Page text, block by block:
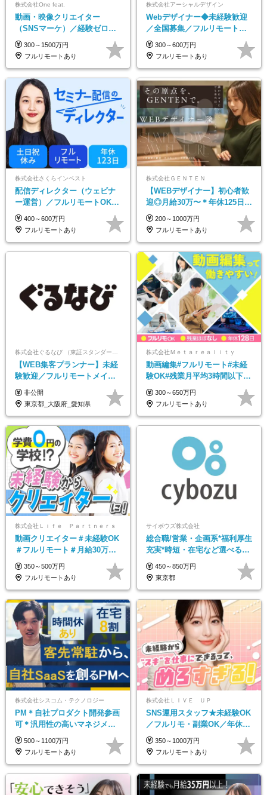
株式会社One feat.
動画・映像クリエイター
（SNSマーケ）／経験ゼロか
ら一流へ／フルリモートOK／
月給30万円～／年休130日以上
300～1500万円
フルリモートあり
株式会社アーシャルデザイン
Webデザイナー◆未経験歓迎
／全国募集／フルリモート／
最大6ヵ月の実践型研修／月給
25万円以上
300～600万円
フルリモートあり
株式会社さくらインベスト
配信ディレクター（ウェビナ
ー運営）／フルリモートOK／
土日祝休み／年休123日／年収
600万円可
400～600万円
フルリモートあり
株式会社ＧＥＮＴＥＮ
【WEBデザイナー】初⼼者歓
迎◎⽉給30万〜＊年休125⽇＊
在宅OK＆研修あり＊フレック
ス
200～1000万円
フルリモートあり
【WEB集客プランナー】未経
験歓迎／フルリモートメイン
／プライム上場／土日祝休み
／東京・大阪・名古屋
非公開
東京都_大阪府_愛知県
株式会社Ｍｅｔａｒｅａｌｉｔｙ
動画編集#フルリモート#未経
験OK#残業月平均3時間以下#
土日祝休み#年休128日
300～650万円
フルリモートあり
株式会社Ｌｉｆｅ Ｐａｒｔｎｅｒｓ
動画クリエイター＃未経験OK
＃フルリモート＃月給30万～#
髪色・ネイル・服装自由#残業
少なめ#土日祝休み
350～500万円
フルリモートあり
サイボウズ株式会社
総合職/営業・企画系*福利厚生
充実*時短・在宅など選べる働
き方*賞与年2回
450～850万円
東京都
株式会社シスコム・テクノロジー
PM＊自社プロダクト開発参画
可＊汎用性の高いマネジメン
トスキル＊年収1000万以上可
500～1100万円
フルリモートあり
株式会社ＬＩＶＥ ＵＰ
SNS運用スタッフ★未経験OK
／フルリモ・副業OK／年休
125日／残業なし／髪・服・ネ
イル・ピアス自由
350～1000万円
フルリモートあり